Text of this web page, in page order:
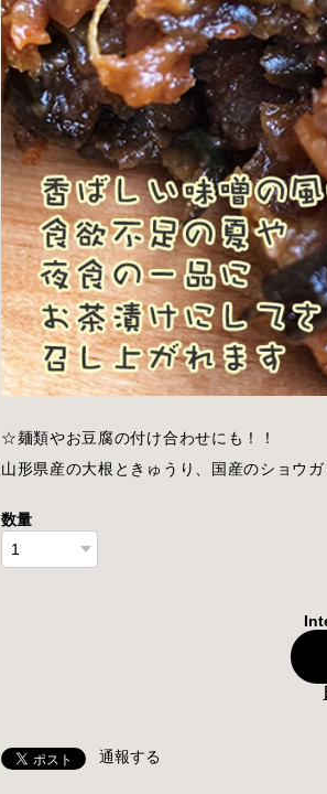
☆麺類やお豆腐の付け合わせにも！！
山形県産の大根ときゅうり、国産のショウ
数量
通報する